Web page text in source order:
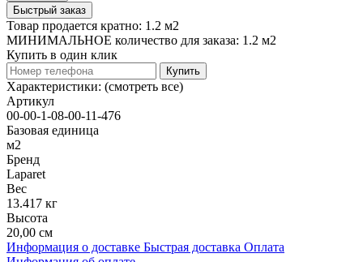
Быстрый заказ
Товар продается кратно: 1.2 м2
МИНИМАЛЬНОЕ количество для заказа: 1.2 м2
Купить в один клик
Купить
Характеристики: (смотреть все)
Артикул
00-00-1-08-00-11-476
Базовая единица
м2
Бренд
Laparet
Вес
13.417 кг
Высота
20,00 см
Информация о доставке Быстрая доставка Оплата